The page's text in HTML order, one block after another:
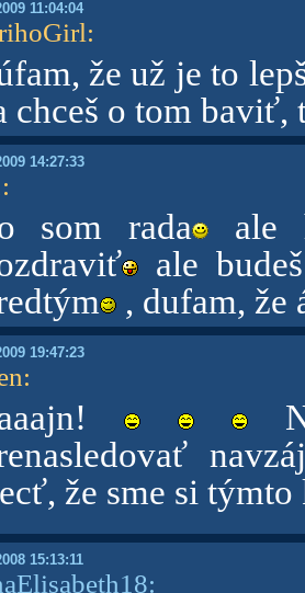
11:04:04
:
že už je to
chceš o tom
14:27:33
:
som rada
ale
ale
, dufam, že
19:47:23
:
že sme si
15:13:11